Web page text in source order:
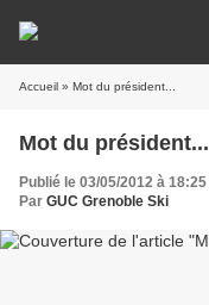
Accueil » Mot du président...
Mot du président...
Publié le 03/05/2012 à 18:25
Par GUC Grenoble Ski